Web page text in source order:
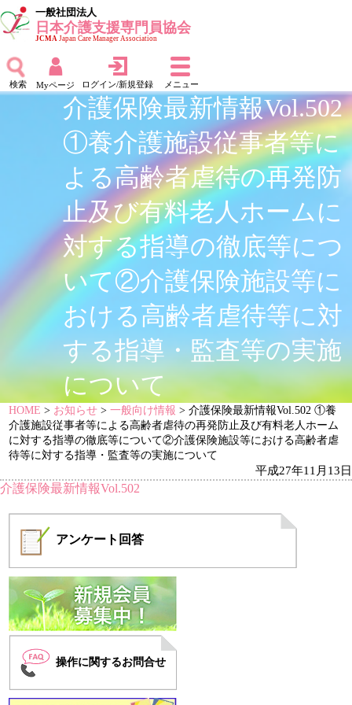
一般社団法人
日本介護支援専門員協会
JCMAJapan Care Manager Association
検索 Myページ ログイン/新規登録 メニュー
介護保険最新情報Vol.502
①養介護施設従事者等に
よる高齢者虐待の再発防
止及び有料老人ホームに
対する指導の徹底等につ
いて②介護保険施設等に
おける高齢者虐待等に対
する指導・監査等の実施
について
HOME > お知らせ >一般向け情報 > 介護保険最新情報Vol.502 ①養
介護施設従事者等による高齢者虐待の再発防止及び有料老人ホーム
に対する指導の徹底等について②介護保険施設等における高齢者虐
待等に対する指導・監査等の実施について
平成27年11月13日
介護保険最新情報Vol.502
アンケート 回答
操作に関するお問合せ